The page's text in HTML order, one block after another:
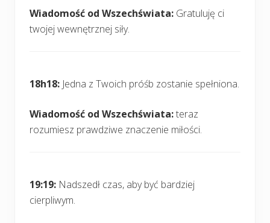
Wiadomość od Wszechświata: Gratuluję ci
twojej wewnętrznej siły.
18h18: Jedna z Twoich próśb zostanie spełniona.
Wiadomość od Wszechświata:teraz
rozumiesz prawdziwe znaczenie miłości.
19:19: Nadszedł czas, aby być bardziej
cierpliwym.